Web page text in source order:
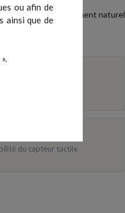
ou afin de
ainsi que de: le mouvement naturel
du capteur tactile